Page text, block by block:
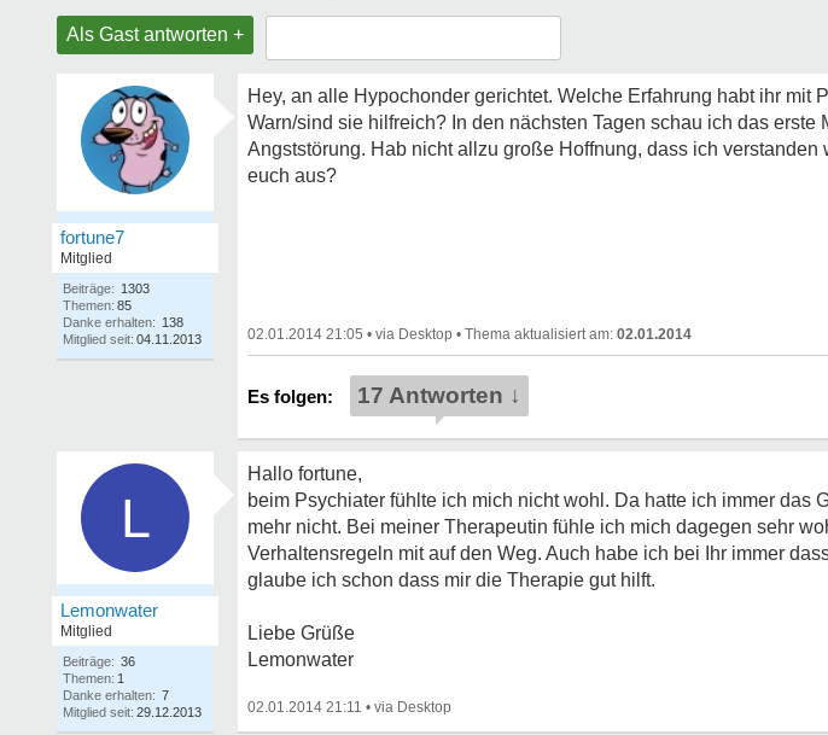
Als Gast antworten +
fortune7
Mitglied
Beiträge: 1303
Themen: 85
Danke erhalten: 138
Mitglied seit: 04.11.2013
Hey, an alle Hypochonder gerichtet. Welche Erfahrung habt ihr mit
Warn/sind sie hilfreich? In den nächsten Tagen schau ich das
Angststörung. Hab nicht allzu große Hoffnung, dass ich
euch aus?
02.01.2014 21:05 • • 02.01.2014
17 Antworten ↓
L
Lemonwater
Mitglied
Beiträge: 36
Themen: 1
Danke erhalten: 7
Mitglied seit: 29.12.2013
Hallo fortune,
beim Psychiater fühlte ich mich nicht wohl. Da hatte ich immer das
mehr nicht. Bei meiner Therapeutin fühle ich mich dagegen sehr
Verhaltensregeln mit auf den Weg. Auch habe ich bei Ihr immer
glaube ich schon dass mir die Therapie gut hilft.
Liebe Grüße
Lemonwater
02.01.2014 21:11 •